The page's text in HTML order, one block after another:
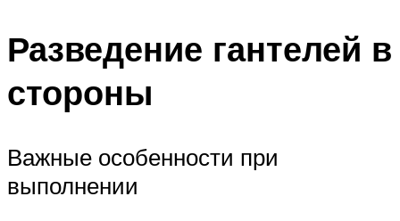
Разведение гантелей в
стороны
Важные особенности при
выполнении